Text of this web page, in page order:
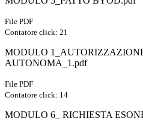
File PDF
Contatore click: 21
MODULO
AUTONOMA_1.pdf
File PDF
Contatore click: 14
MODULO 6_ RICHIESTA